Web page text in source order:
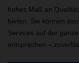
hohes Maß an
bieten. Sie können
Services auf der
entsprechen –